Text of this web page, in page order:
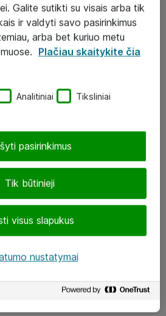
Galite sutikti su visais arba tik
ir valdyti savo pasirinkimus
arba bet kuriuo metu
Plačiau skaitykite čia
Analitiniai Tiksliniai
Tik būtinieji
visus slapukus
pasirinkimus
nustatymai